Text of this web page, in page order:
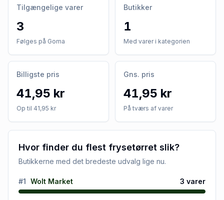
Tilgængelige varer
3
Følges på Goma
Butikker
1
Med varer i kategorien
Billigste pris
41,95 kr
Op til 41,95 kr
Gns. pris
41,95 kr
På tværs af varer
Hvor finder du flest frysetørret slik?
Butikkerne med det bredeste udvalg lige nu.
#1 Wolt Market 3 varer